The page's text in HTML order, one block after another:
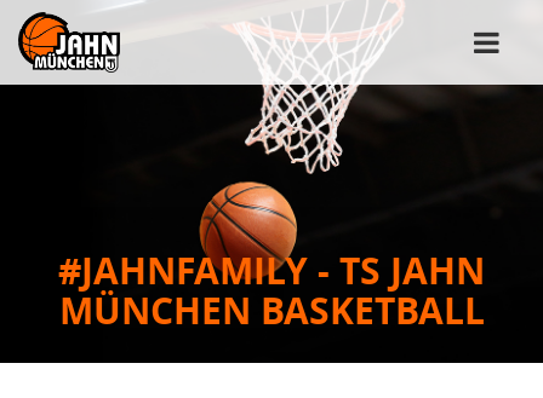
#JAHNFAMILY - TS JAHN
MÜNCHEN BASKETBALL